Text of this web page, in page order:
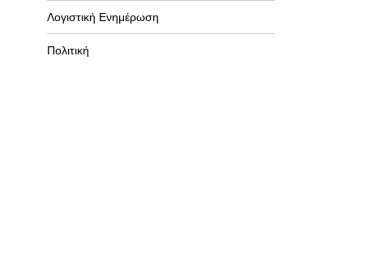
Λογιστική Ενημέρωση
Πολιτική